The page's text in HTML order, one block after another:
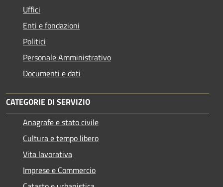
Uffici
Enti e fondazioni
Politici
Personale Amministrativo
Documenti e dati
CATEGORIE DI SERVIZIO
Anagrafe e stato civile
Cultura e tempo libero
Vita lavorativa
Imprese e Commercio